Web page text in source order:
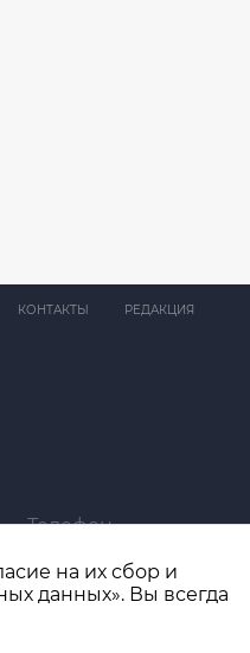
КОНТАКТЫ РЕДАКЦИЯ
Телефон
на их сбор и
данных». Вы всегда